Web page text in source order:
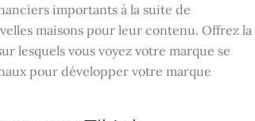
importants à la suite de
maisons pour leur contenu. Offrez la
lesquels vous voyez votre marque se
pour développer votre marque